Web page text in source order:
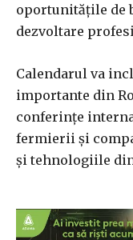
oportunitățile de
dezvoltare
Calendarul va
importante din
conferințe
fermierii și
și tehnologiile